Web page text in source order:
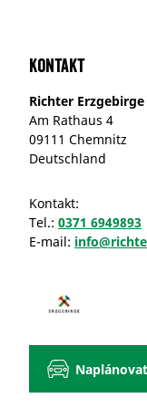
Kontakt
Richter
Am Rathaus 4
09111 Chemnitz
Deutschland
Kontakt:
Tel.: 0371 6949893
E-mail: